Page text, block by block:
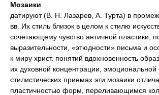
Мозаики
датируют (В. Н. Лазарев, А. Турта) в
вв. Их стиль близок в целом к стилю
сочетающему чувство античной пластики,
выразительности, «этюдности» письма и
к миру христ. понятий вдохновенность
их духовной концентрации,
стилистических приемах эти мозаики
пластичностью форм, переливающимся